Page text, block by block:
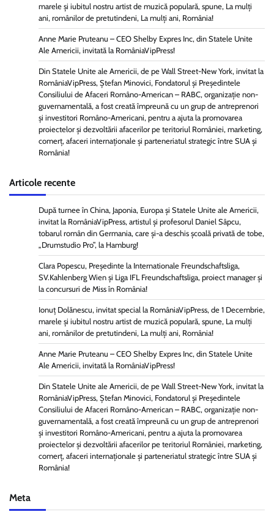
marele și iubitul nostru artist de muzică populară, spune, La mulți
ani, românilor de pretutindeni, La mulți ani, România!
Anne Marie Pruteanu – CEO Shelby Expres Inc, din Statele Unite
Ale Americii, invitată la RomâniaVipPress!
Din Statele Unite ale Americii, de pe Wall Street-New York, invitat la
RomâniaVipPress, Ștefan Minovici, Fondatorul și Președintele
Consiliului de Afaceri Româno-American – RABC, organizație non-
guvernamentală, a fost creată împreună cu un grup de antreprenori
și investitori Româno-Americani, pentru a ajuta la promovarea
proiectelor și dezvoltării afacerilor pe teritoriul României, marketing,
comerț, afaceri internaționale și parteneriatul strategic între SUA și
România!
Articole recente
După turnee în China, Japonia, Europa și Statele Unite ale Americii,
invitat la RomâniaVipPress, artistul și profesorul Daniel Sâpcu,
tobarul român din Germania, care și-a deschis școală privată de tobe,
„Drumstudio Pro”, la Hamburg!
Clara Popescu, Președinte la Internationale Freundschaftsliga,
SV.Kahlenberg Wien şi Liga IFL Freundschaftsliga, proiect manager și
la concursuri de Miss în România!
Ionuț Dolănescu, invitat special la RomâniaVipPress, de 1 Decembrie,
marele și iubitul nostru artist de muzică populară, spune, La mulți
ani, românilor de pretutindeni, La mulți ani, România!
Anne Marie Pruteanu – CEO Shelby Expres Inc, din Statele Unite
Ale Americii, invitată la RomâniaVipPress!
Din Statele Unite ale Americii, de pe Wall Street-New York, invitat la
RomâniaVipPress, Ștefan Minovici, Fondatorul și Președintele
Consiliului de Afaceri Româno-American – RABC, organizație non-
guvernamentală, a fost creată împreună cu un grup de antreprenori
și investitori Româno-Americani, pentru a ajuta la promovarea
proiectelor și dezvoltării afacerilor pe teritoriul României, marketing,
comerț, afaceri internaționale și parteneriatul strategic între SUA și
România!
Meta